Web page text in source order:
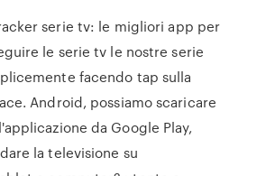
serie tv: le migliori app per
le serie tv le nostre serie
facendo tap sulla
Android, possiamo scaricare
da Google Play,
la televisione su